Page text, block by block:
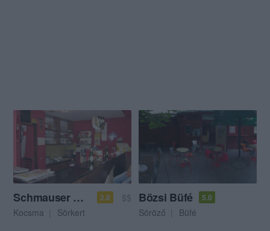
Schmauser Söröző 2.8
$$
Kocsma
Sörkert
Bözsi Büfé 5.0
Söröző Büfé